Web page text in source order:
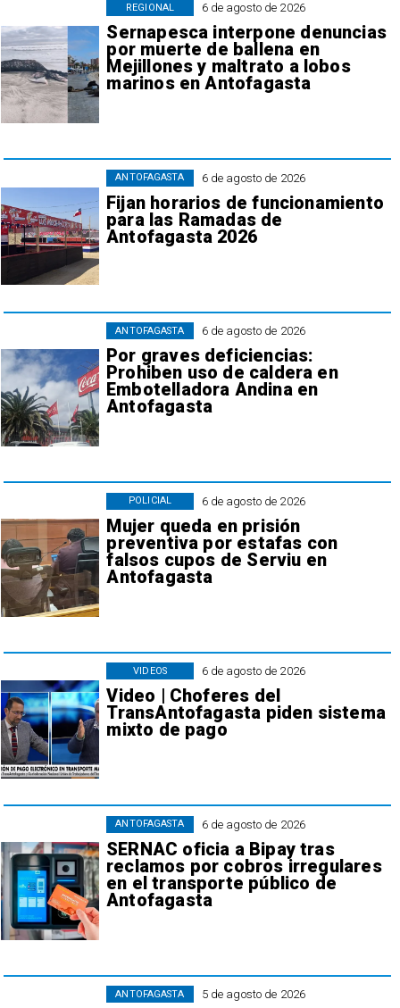
6 de agosto de 2026
Sernapesca interpone denuncias
por muerte de ballena en
Mejillones y maltrato a lobos
marinos en Antofagasta
REGIONAL
6 de agosto de 2026
Fijan horarios de funcionamiento
para las Ramadas de
Antofagasta 2026
ANTOFAGASTA
6 de agosto de 2026
Por graves deficiencias:
Prohiben uso de caldera en
Embotelladora Andina en
Antofagasta
ANTOFAGASTA
6 de agosto de 2026
Mujer queda en prisión
preventiva por estafas con
falsos cupos de Serviu en
Antofagasta
POLICIAL
6 de agosto de 2026
Video | Choferes del
TransAntofagasta piden sistema
mixto de pago
VIDEOS
6 de agosto de 2026
SERNAC oficia a Bipay tras
reclamos por cobros irregulares
en el transporte público de
Antofagasta
ANTOFAGASTA
5 de agosto de 2026
ANTOFAGASTA